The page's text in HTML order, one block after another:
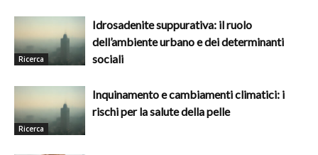
Ricerca
Idrosadenite suppurativa: il ruolo
dell’ambiente urbano e dei determinanti
sociali
Ricerca
Inquinamento e cambiamenti climatici: i
rischi per la salute della pelle